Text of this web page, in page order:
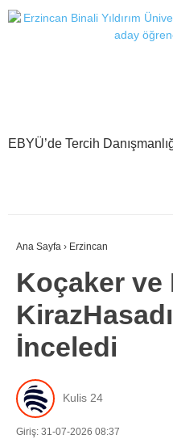
EBYÜ’de Tercih
Ana Sayfa › Erzincan
Koçaker ve
İnceledi
Kulis 24
Giriş: 31-07-2026 08:37